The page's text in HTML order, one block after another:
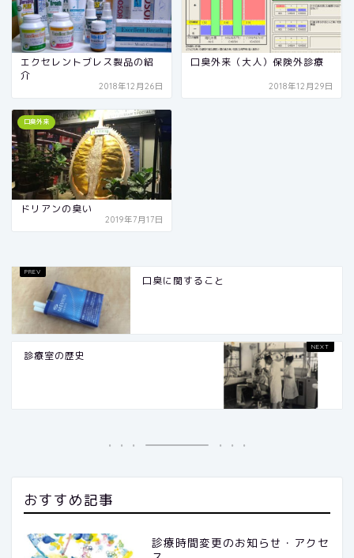
エクセレントブレス製品の紹
介
2018年12月26日
口臭外来（大人）保険外診療
2018年12月29日
口臭外来
ドリアンの臭い
2019年7月17日
口臭に関すること
診療室の歴史
おすすめ記事
診療時間変更のお知らせ・アクセ